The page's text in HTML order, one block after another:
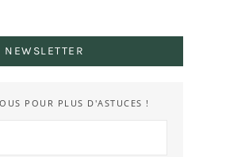
NEWSLETTER
POUR PLUS D'ASTUCES !